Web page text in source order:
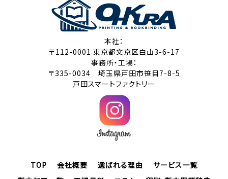
本社：
〒112-0001 東京都文京区白山3-6-17
事務所・工場：
〒335-0034 埼玉県戸田市笹目7-8-5
戸田スマートファクトリー
TOP 会社概要 選ばれる理由
サービス一覧